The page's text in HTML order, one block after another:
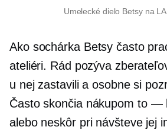
Umelecké dielo Betsy na
Ako sochárka Betsy často
ateliéri. Rád pozýva
u nej zastavili a osobne si
Často skončia nákupom to —
alebo neskôr pri návšteve jej